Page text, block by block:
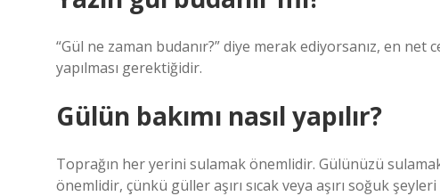
“Gül ne zaman budanır?” diye merak ediyorsanız, en net
yapılması gerektiğidir.
Gülün bakımı nasıl yapılır?
Toprağın her yerini sulamak önemlidir. Gülünüzü sulamak
önemlidir, çünkü güller aşırı sıcak veya aşırı soğuk